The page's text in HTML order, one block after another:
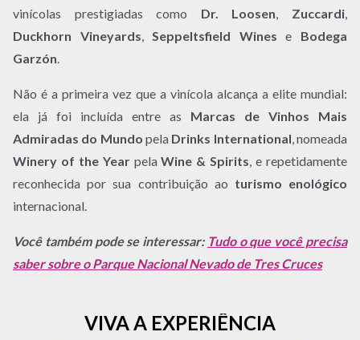
vinícolas prestigiadas como Dr. Loosen, Zuccardi,
Duckhorn Vineyards,Seppeltsfield Wines e Bodega
Garzón.
Não é a primeira vez que a vinícola alcança a elite mundial:
ela já foi incluída entre as Marcas de Vinhos Mais
Admiradas do Mundo pela Drinks International, nomeada
Winery of the YearpelaWine & Spirits, e repetidamente
reconhecida por sua contribuição ao turismo enológico
internacional.
Você também pode se interessar: Tudo o que você precisa
saber sobre o Parque Nacional Nevado de Tres Cruces
VIVA A EXPERIÊNCIA